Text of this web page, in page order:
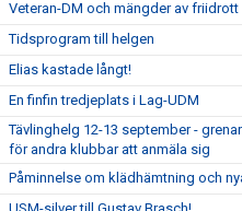
Veteran-DM och mängder av friidrott
Tidsprogram till helgen
Elias kastade långt!
En finfin tredjeplats i Lag-UDM
Tävlinghelg 12-13 september -
för andra klubbar att anmäla sig
Påminnelse om klädhämtning och